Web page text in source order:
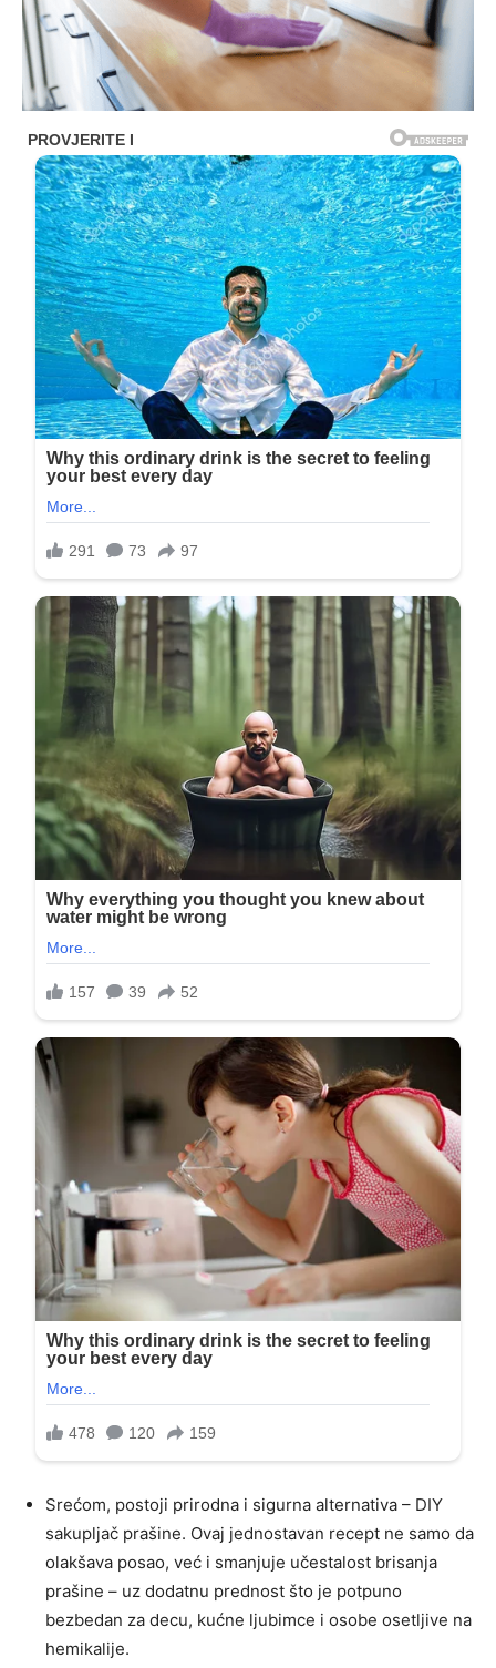
Srećom, postoji prirodna i sigurna alternativa – DIY
sakupljač prašine. Ovaj jednostavan recept ne samo da
olakšava posao, već i smanjuje učestalost brisanja
prašine – uz dodatnu prednost što je potpuno
bezbedan za decu, kućne ljubimce i osobe osetljive na
hemikalije.